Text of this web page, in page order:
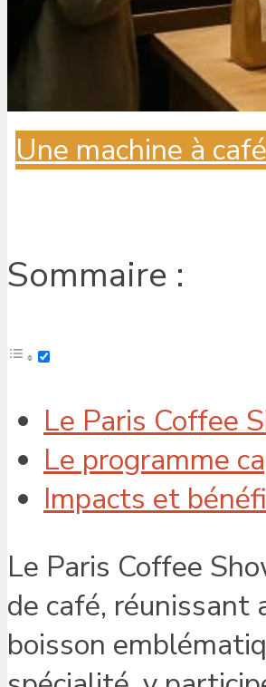
Une machine à
Sommaire :
Le Paris Coffee
Le programme
Impacts et
Le Paris Coffee
de café,
boisson